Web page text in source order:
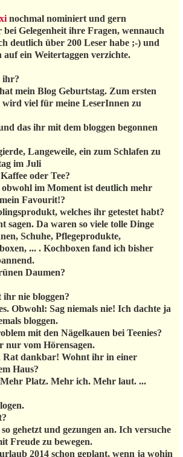
nochmal nominiert und gern
Gelegenheit ihre Fragen, wennauch
deutlich über 200 Leser habe ;-) und
auf ein Weitertaggen verzichte.
ihr?
mein Blog Geburtstag. Zum ersten
viel für meine LeserInnen zu
das ihr mit dem bloggen begonnen
Langeweile, ein zum Schlafen zu
im Juli
oder Tee?
obwohl im Moment ist deutlich mehr
Favourit!?
welches ihr getestet habt?
sagen. Da waren so viele tolle Dinge
Schuhe, Pflegeprodukte,
... . Kochboxen fand ich bisher
Daumen?
nie bloggen?
Obwohl: Sag niemals nie! Ich dachte ja
bloggen.
mit den Nägelkauen bei Teenies?
nur vom Hörensagen.
Rat dankbar! Wohnt ihr in einer
Haus?
Platz. Mehr ich. Mehr laut. ...
gehetzt und gezungen an. Ich versuche
Freude zu bewegen.
2014 schon geplant, wenn ja wohin